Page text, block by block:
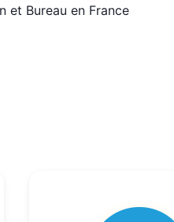
et Bureau en France